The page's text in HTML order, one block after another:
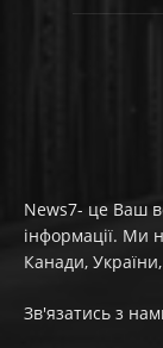
News7- це Ваш
інформації. Ми
Канади, України,
Зв'язатись з